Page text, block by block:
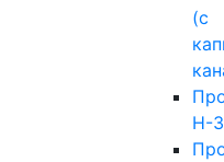
(с
Н-